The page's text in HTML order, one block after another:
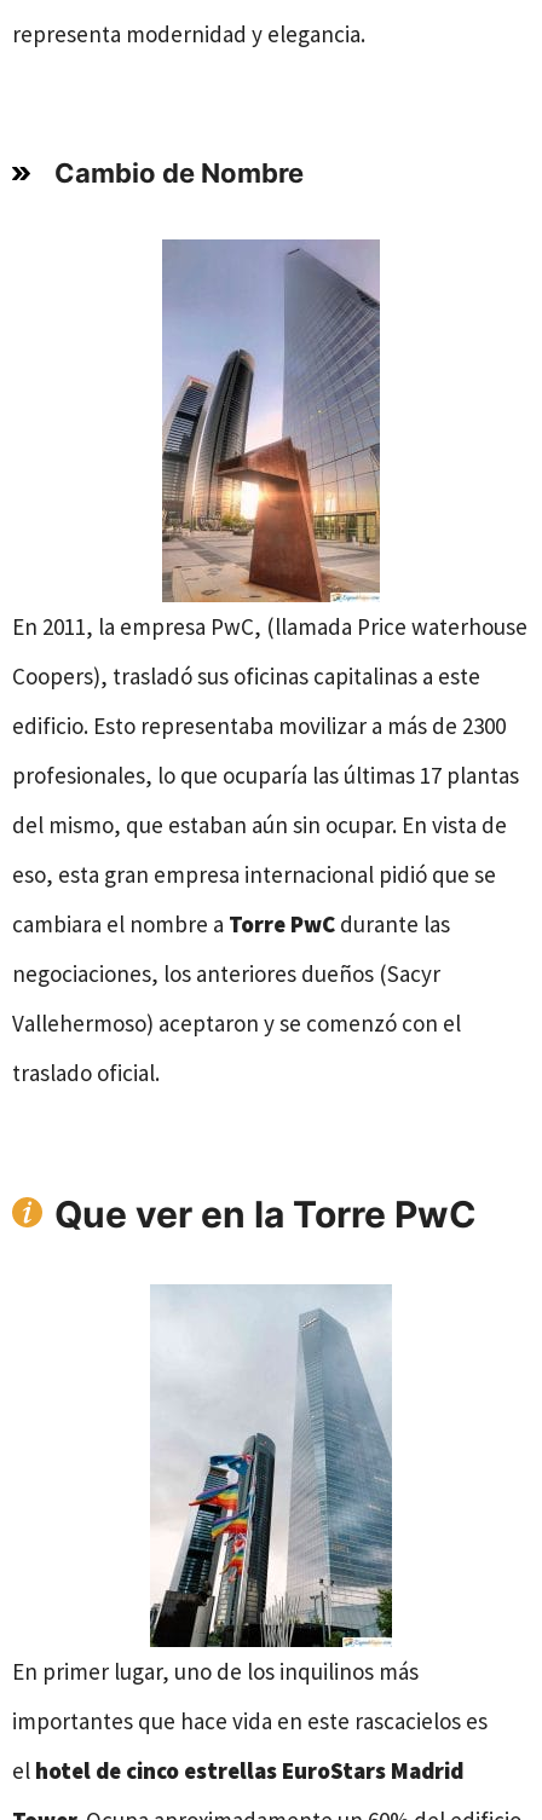
representa modernidad y elegancia.
Cambio de Nombre
En 2011, la empresa PwC, (llamada Price waterhouse
Coopers), trasladó sus oficinas capitalinas a este
edificio. Esto representaba movilizar a más de 2300
profesionales, lo que ocuparía las últimas 17 plantas
del mismo, que estaban aún sin ocupar. En vista de
eso, esta gran empresa internacional pidió que se
cambiara el nombre a Torre PwC durante las
negociaciones, los anteriores dueños (Sacyr
Vallehermoso) aceptaron y se comenzó con el
traslado oficial.
Que ver en la Torre PwC
En primer lugar, uno de los inquilinos más
importantes que hace vida en este rascacielos es
el hotel de cinco estrellas EuroStars Madrid